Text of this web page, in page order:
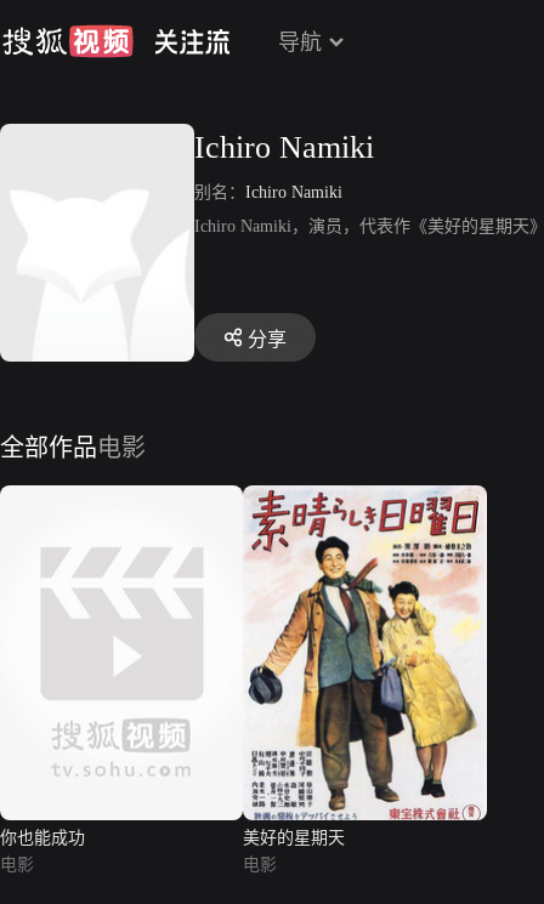
导航
Ichiro Namiki
别名： Ichiro Namiki
Ichiro Namiki，演员，代表作《美好的星期天
分享
全部作品电影
你也能成功
电影
美好的星期天
电影